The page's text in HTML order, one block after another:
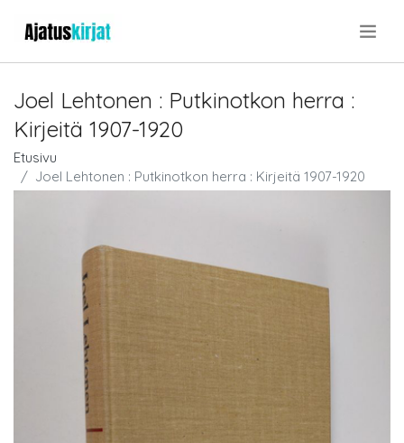
Joel Lehtonen : Putkinotkon herra :
Kirjeitä 1907-1920
Etusivu
Joel Lehtonen : Putkinotkon herra : Kirjeitä 1907-1920